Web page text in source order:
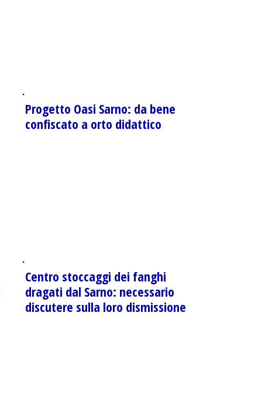
Progetto Oasi Sarno: da bene
confiscato a orto didattico
Centro stoccaggi dei fanghi
dragati dal Sarno: necessario
discutere sulla loro dismissione